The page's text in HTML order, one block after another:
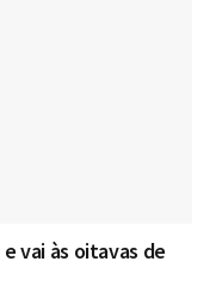
vai às oitavas de